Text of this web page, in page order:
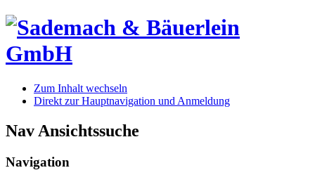
Zum Inhalt wechseln
Direkt zur Hauptnavigation und Anmeldung
Nav Ansichtssuche
Navigation